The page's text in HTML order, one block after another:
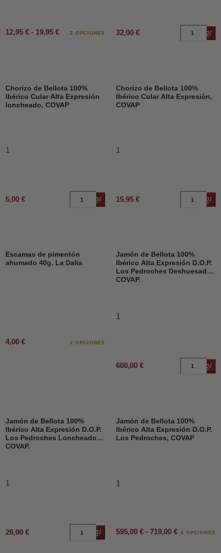
12,95 € - 19,95 € 2 OPCIONES 32,00 €
Chorizo de Bellota 100%
Ibérico Cular Alta Expresión
loncheado, COVAP
1
5,00 € Añadir al carrito
Chorizo de Bellota 100%
Ibérico Cular Alta Expresión,
COVAP
1
15,95 €
Escamas de pimentón
ahumado 40g, La Dalia
4,00 € 2 OPCIONES
Jamón de Bellota 100%
Ibérico Alta Expresión D.O.P.
Los Pedroches Deshuesado,
COVAP.
1
600,00 €
Jamón de Bellota 100%
Ibérico Alta Expresión D.O.P.
Los Pedroches Loncheado,
COVAP.
1
26,00 € Añadir al carrito
Jamón de Bellota 100%
Ibérico Alta Expresión D.O.P.
Los Pedroches, COVAP
1
595,00 € - 719,00 € 4 OPCIONES